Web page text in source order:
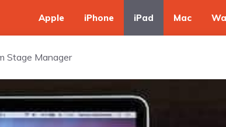
Apple iPhone iPad Mac
Stage Manager